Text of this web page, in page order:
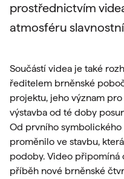
prostřednictvím
atmosféru
Součástí videa je také
ředitelem brněnské
projektu, jeho význam
výstavba od té doby
Od prvního symbolického
proměnilo ve stavbu,
podoby. Video připomíná
příběh nové brněnské